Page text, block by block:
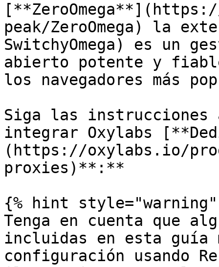
peak/ZeroOmega) la
SwitchyOmega) es un
abierto potente y
los navegadores más
Siga las instrucciones
integrar Oxylabs
(https://oxylabs.io/
proxies)**:**
{% hint style="warning"
Tenga en cuenta que
incluidas en esta guía
configuración usando